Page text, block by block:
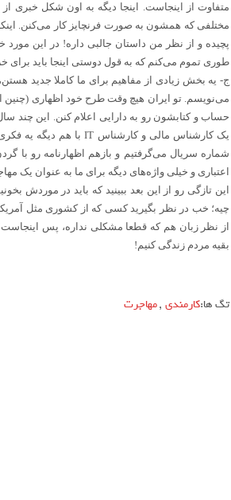
متفاوت از اینجاست. اینجا دیگه به اون شکل
مختلفی که همشون به صورت فرنچایز کار می‌کنن.
پچیده و از نظر من داستان جالبی داره! در این
طوری تموم می‌کنم که به قول دوستی اینجا باید برای
ج- یه بخش زیادی از مفاهیم برای ما کاملا جدید
می‌نویسم. تو ایران هیچ وقت طرح خود اظهاری
حساب و کتابشون رو به دارایی اعلام کنن. این چند
یک کارشناس مالی و کارشناس IT با هم دیگه یه
شماره سریال می‌گرفتیم و بازهم اظهارنامه رو با
اعتباری و خیلی واژه‌های دیگه برای ما به عنوان یک
این تازگی رو از این بعد ببینید که باید در موردش
چیه؛ خب در نظر بگیرید کسی که از کشوری مثل
از نظر زبان هم که قطعا مشکلی نداره، پس اینجاست
بقیه مردم زندگی کنیم!
تگ ها:کارمندی ,مهاجرت